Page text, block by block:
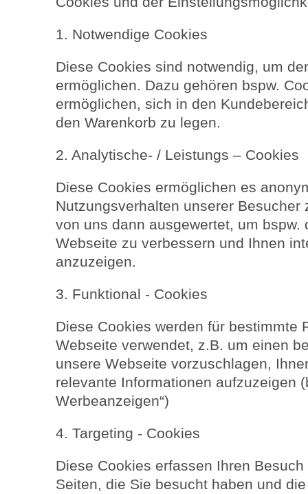
1. Notwendige Cookies
Diese Cookies sind notwendig, um
ermöglichen. Dazu gehören bspw.
ermöglichen, sich in den
den Warenkorb zu legen.
2. Analytische- / Leistungs – Cookies
Diese Cookies ermöglichen es
Nutzungsverhalten unserer Besucher
von uns dann ausgewertet, um bspw.
Webseite zu verbessern und Ihnen
anzuzeigen.
3. Funktional - Cookies
Diese Cookies werden für bestimmte
Webseite verwendet, z.B. um einen
unsere Webseite vorzuschlagen,
relevante Informationen aufzuzeigen
Werbeanzeigen“)
4. Targeting - Cookies
Diese Cookies erfassen Ihren
Seiten, die Sie besucht haben und